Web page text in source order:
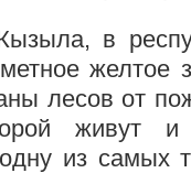
в
желтое
лесов от
живут
из самых